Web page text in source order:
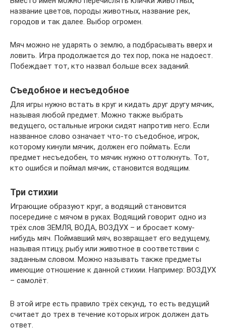
название цветов, породы животных, название рек,
городов и так далее. Выбор огромен.
Мяч можно не ударять о землю, а подбрасывать вверх и
ловить. Игра продолжается до тех пор, пока не надоест.
Побеждает тот, кто назвал больше всех заданий.
Съедобное и несъедобное
Для игры нужно встать в круг и кидать друг другу мячик,
называя любой предмет. Можно также выбрать
ведущего, остальные игроки сидят напротив него. Если
названное слово означает что-то съедобное, игрок,
которому кинули мячик, должен его поймать. Если
предмет несъедобен, то мячик нужно оттолкнуть. Тот,
кто ошибся и поймал мячик, становится водящим.
Три стихии
Играющие образуют круг, а водящий становится
посередине с мячом в руках. Водящий говорит одно из
трёх слов ЗЕМЛЯ, ВОДА, ВОЗДУХ – и бросает кому-
нибудь мяч. Поймавший мяч, возвращает его ведущему,
называя птицу, рыбу или животное в соответствии с
заданным словом. Можно называть также предметы
имеющие отношение к данной стихии. Например: ВОЗДУХ
– самолёт.
В этой игре есть правило трёх секунд, то есть ведущий
считает до трех в течение которых игрок должен дать
ответ.